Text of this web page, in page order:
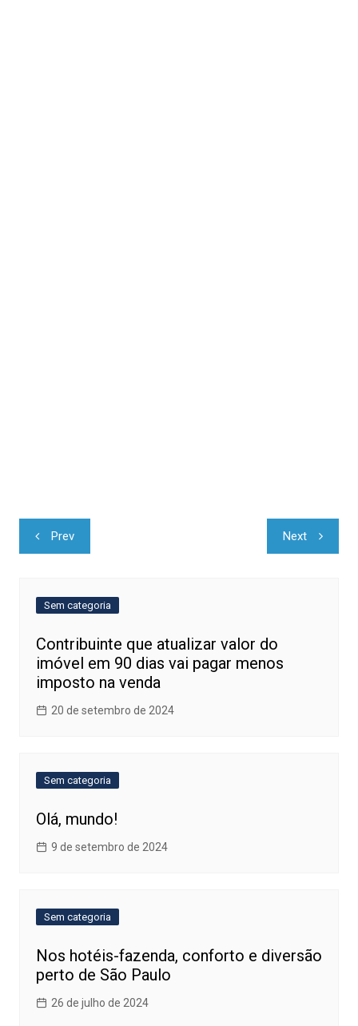
Navegação
de
Prev Next
Sem categoria
Contribuinte que atualizar valor do
imóvel em 90 dias vai pagar menos
imposto na venda
20 de setembro de 2024
Sem categoria
Olá, mundo!
9 de setembro de 2024
Sem categoria
Nos hotéis-fazenda, conforto e diversão
perto de São Paulo
26 de julho de 2024